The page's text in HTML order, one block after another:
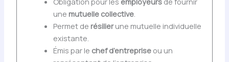
une mutuelle collective.
Permet de résilierune mutuelle individuelle
existante.
Émis par le chef d’entrepriseou un